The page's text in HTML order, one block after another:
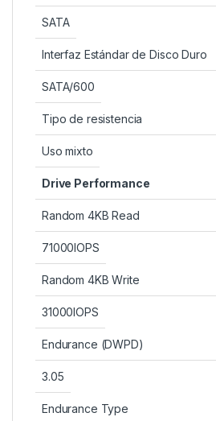
SATA
Interfaz Estándar de Disco Duro
SATA/600
Tipo de resistencia
Uso mixto
Drive Performance
Random 4KB Read
71000IOPS
Random 4KB Write
31000IOPS
Endurance (DWPD)
3.05
Endurance Type